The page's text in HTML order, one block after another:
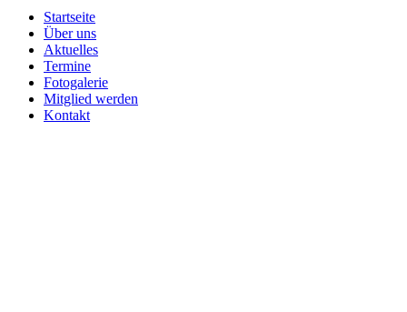
Startseite
Über uns
Aktuelles
Termine
Fotogalerie
Mitglied werden
Kontakt